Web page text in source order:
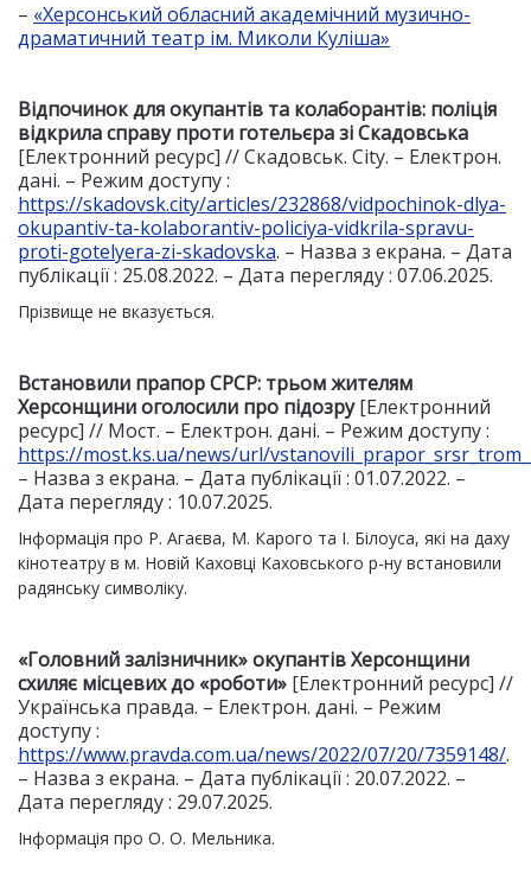
– «Херсонський обласний академічний музично-
драматичний театр ім. Миколи Куліша»
Відпочинок для окупантів та колаборантів: поліція
відкрила справу проти готельєра зі Скадовська
[Електронний ресурс] // Скадовськ. City. – Електрон.
дані. – Режим доступу :
https://skadovsk.city/articles/232868/vidpochinok-dlya-
okupantiv-ta-kolaborantiv-policiya-vidkrila-spravu-
proti-gotelyera-zi-skadovska. – Назва з екрана. – Дата
публікації : 25.08.2022. – Дата перегляду : 07.06.2025.
Прізвище не вказується.
Встановили прапор СРСР: трьом жителям
Херсонщини оголосили про підозру[Електронний
ресурс] // Мост. – Електрон. дані. – Режим доступу :
https://most.ks.ua/news/url/
– Назва з екрана. – Дата публікації : 01.07.2022. –
Дата перегляду : 10.07.2025.
Інформація про Р. Агаєва, М. Карого та І. Білоуса, які на даху
кінотеатру в м. Новій Каховці Каховського р-ну встановили
радянську символіку.
«Головний залізничник»окупантів Херсонщини
схиляє місцевих до «роботи» [Електронний ресурс] //
Українська правда. – Електрон. дані. – Режим
доступу :
https://www.pravda.com.ua/news/2022/07/20/7359148/.
– Назва з екрана. – Дата публікації : 20.07.2022. –
Дата перегляду : 29.07.2025.
Інформація про О. О. Мельника.